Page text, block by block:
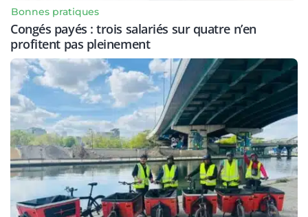
Bonnes pratiques
Congés payés : trois salariés sur quatre n’en
profitent pas pleinement